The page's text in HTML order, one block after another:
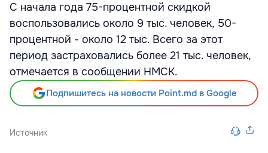
С начала года 75-процентной скидкой
воспользовались около 9 тыс. человек, 50-
процентной - около 12 тыс. Всего за этот
период застраховались более 21 тыс. человек,
отмечается в сообщении НМСК.
Подпишитесь на новости Point.md в Google
Источник